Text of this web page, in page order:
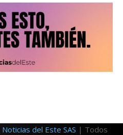
Noticias del Este SAS | Todos